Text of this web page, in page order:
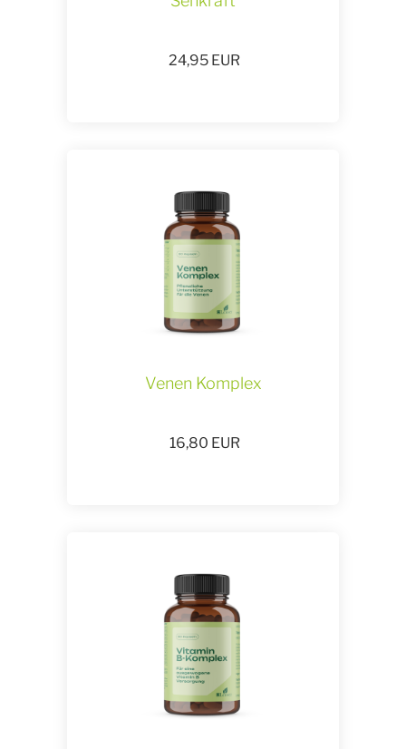
24,95 EUR
Venen Komplex
16,80 EUR